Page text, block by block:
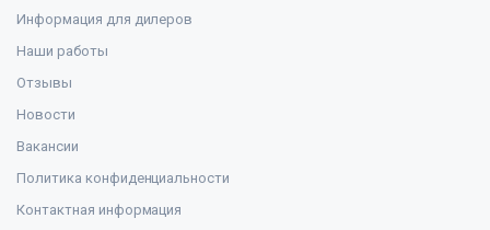
Информация для дилеров
Наши работы
Отзывы
Новости
Вакансии
Политика конфиденциальности
Контактная информация